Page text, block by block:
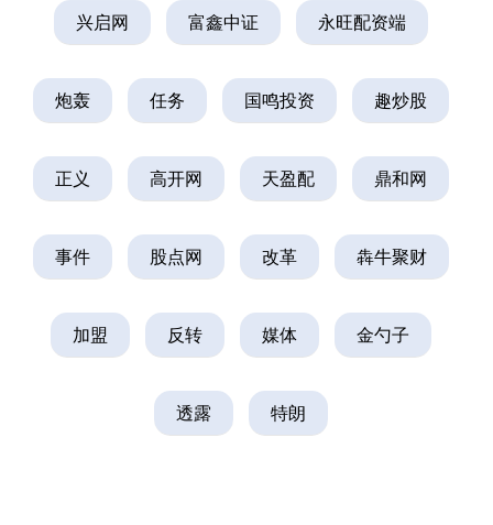
兴启网 富鑫中证 永旺配资端
炮轰 任务 国鸣投资 趣炒股
正义 高开网 天盈配 鼎和网
事件 股点网 改革 犇牛聚财
加盟 反转 媒体 金勺子
透露 特朗